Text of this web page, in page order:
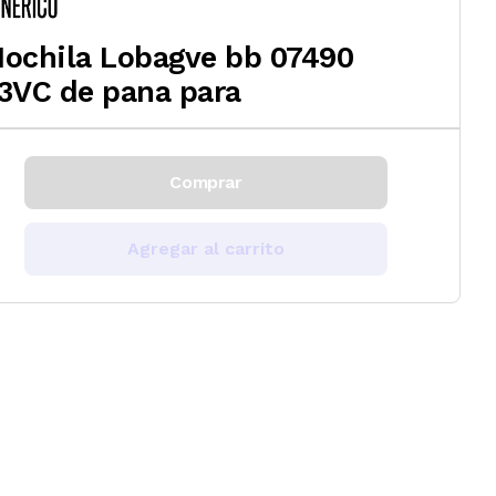
Lobagve bb 07490
de pana para
Comprar
Agregar al carrito